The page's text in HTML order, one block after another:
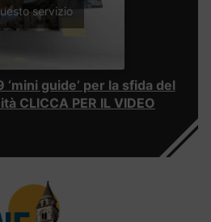
servizio
‘mini guide’ per la sfida del
CLICCA PER IL VIDEO